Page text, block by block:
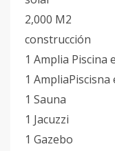
2,000 M2
construcción
1 Amplia Piscina
1
1 Sauna
1 Jacuzzi
1 Gazebo